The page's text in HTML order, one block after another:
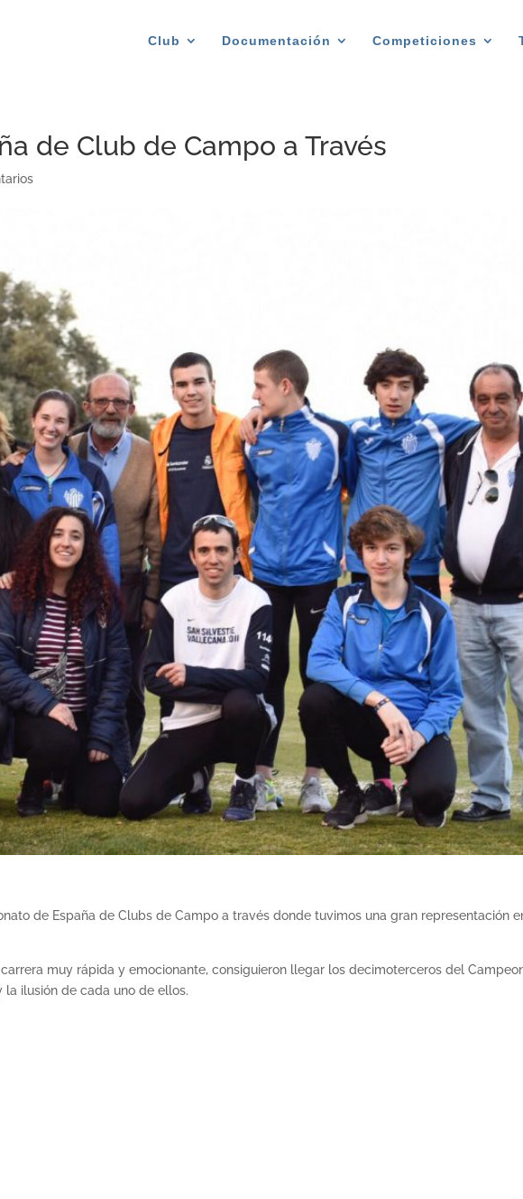
Club Documentación Competiciones
de Club de Campo a Través
de España de Clubs de Campo a través donde tuvimos una gran representación
muy rápida y emocionante, consiguieron llegar los decimoterceros del
ilusión de cada uno de ellos.